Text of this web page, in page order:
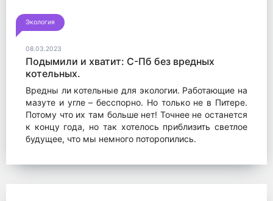
Экология
08.03.2023
Подымили и хватит: С-Пб без вредных
котельных.
Вредны ли котельные для экологии. Работающие на
мазуте и угле – бесспорно. Но только не в Питере.
Потому что их там больше нет! Точнее не останется
к концу года, но так хотелось приблизить светлое
будущее, что мы немного поторопились.